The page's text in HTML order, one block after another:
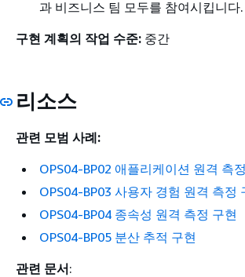
과 비즈니스 팀 모두를 참여시킵니다.
구현 계획의 작업 수준: 중간
리소스
관련 모범 사례:
OPS04-BP02 애플리케이션 원격 측
OPS04-BP03 사용자 경험 원격 측정
OPS04-BP04 종속성 원격 측정 구현
OPS04-BP05 분산 추적 구현
관련 문서: